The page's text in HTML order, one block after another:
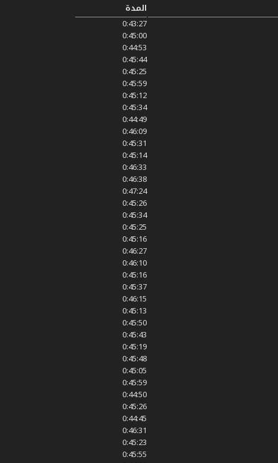
المدة
0:43:27
0:45:00
0:44:53
0:45:44
0:45:25
0:45:59
0:45:12
0:45:34
0:44:49
0:46:09
0:45:31
0:45:14
0:46:33
0:46:38
0:47:24
0:45:26
0:45:34
0:45:25
0:45:16
0:46:27
0:46:10
0:45:16
0:45:37
0:46:15
0:45:13
0:45:50
0:45:43
0:45:19
0:45:48
0:45:05
0:45:59
0:44:50
0:45:26
0:44:45
0:46:31
0:45:23
0:45:55